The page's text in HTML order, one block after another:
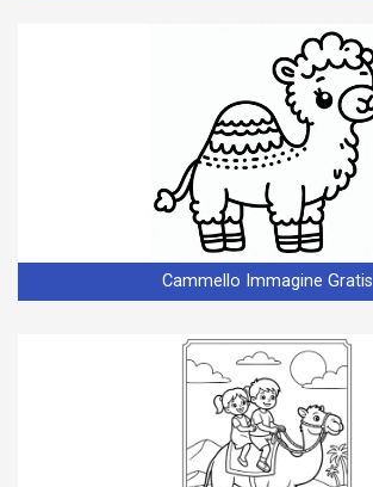
Cammello Immagine Gratis